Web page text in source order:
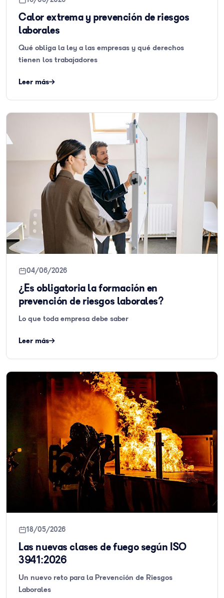
Calor extrema y prevención de riesgos
laborales
Qué obliga la ley a las empresas y qué derechos
tienen los trabajadores
Leer más
04/06/2026
¿Es obligatoria la formación en
prevención de riesgos laborales?
Lo que toda empresa debe saber
Leer más
18/05/2026
Las nuevas clases de fuego según ISO
3941:2026
Un nuevo reto para la Prevención de Riesgos
Laborales